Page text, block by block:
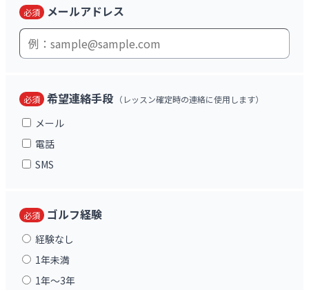
必須 メールアドレス
必須 希望連絡手段 （レッスン確定時の連絡に使用します）
メール
電話
SMS
必須 ゴルフ経験
経験なし
1年未満
1年〜3年